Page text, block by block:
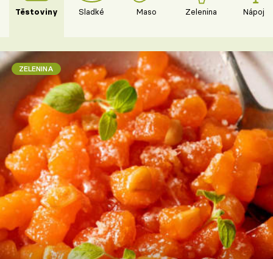
Těstoviny Sladké Maso Zelenina Nápoje
ZELENINA